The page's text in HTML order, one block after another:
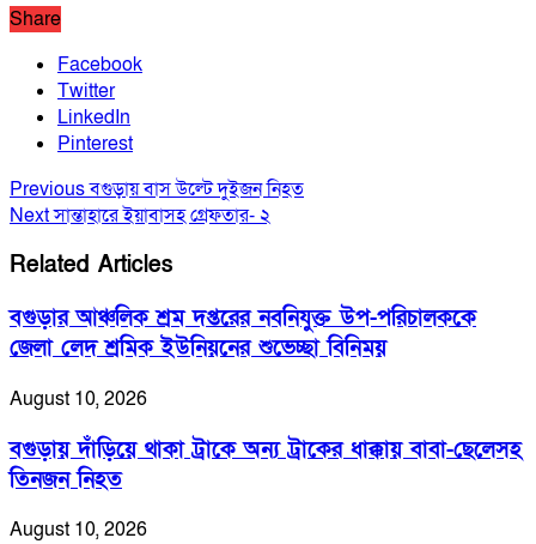
Share
Facebook
Twitter
LinkedIn
Pinterest
Previousবগুড়ায় বাস উল্টে দুইজন নিহত
Nextসান্তাহারে ইয়াবাসহ গ্রেফতার- ২
Related Articles
বগুড়ার আঞ্চলিক শ্রম দপ্তরের নবনিযুক্ত উপ-পরিচালককে
জেলা লেদ শ্রমিক ইউনিয়নের শুভেচ্ছা বিনিময়
August 10, 2026
বগুড়ায় দাঁড়িয়ে থাকা ট্রাকে অন্য ট্রাকের ধাক্কায় বাবা-ছেলেসহ
তিনজন নিহত
August 10, 2026